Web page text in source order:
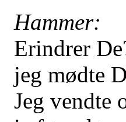
Hammer:
Erindrer
jeg mødte
Jeg vendte